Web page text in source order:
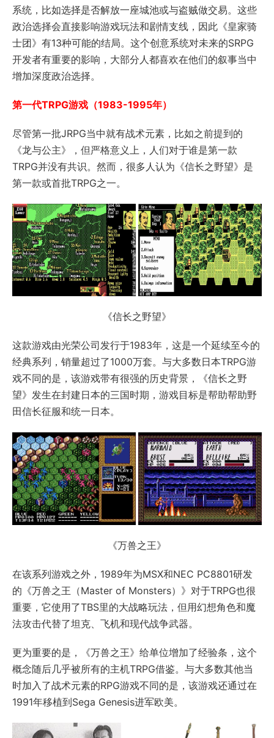
系统，比如选择是否解放一座城池或与盗贼做交易。这些
政治选择会直接影响游戏玩法和剧情支线，因此《皇家骑
士团》有13种可能的结局。这个创意系统对未来的SRPG
开发者有重要的影响，大部分人都喜欢在他们的叙事当中
增加深度政治选择。
第一代TRPG游戏（1983-1995年）
尽管第一批JRPG当中就有战术元素，比如之前提到的
《龙与公主》，但严格意义上，人们对于谁是第一款
TRPG并没有共识。然而，很多人认为《信长之野望》是
第一款或首批TRPG之一。
《信长之野望》
这款游戏由光荣公司发行于1983年，这是一个延续至今的
经典系列，销量超过了1000万套。与大多数日本TRPG游
戏不同的是，该游戏带有很强的历史背景，《信长之野
望》发生在封建日本的三国时期，游戏目标是帮助帮助野
田信长征服和统一日本。
《万兽之王》
在该系列游戏之外，1989年为MSX和NEC PC8801研发
的《万兽之王（Master of Monsters）》对于TRPG也很
重要，它使用了TBS里的大战略玩法，但用幻想角色和魔
法攻击代替了坦克、飞机和现代战争武器。
更为重要的是，《万兽之王》给单位增加了经验条，这个
概念随后几乎被所有的主机TRPG借鉴。与大多数其他当
时加入了战术元素的RPG游戏不同的是，该游戏还通过在
1991年移植到Sega Genesis进军欧美。